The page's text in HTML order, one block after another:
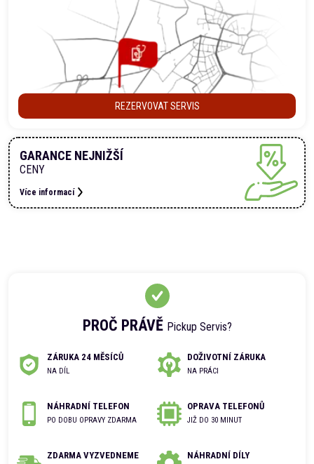
PROČ PRÁVĚ Pickup Servis?
ZÁRUKA 24 MĚSÍCŮ
NA DÍL
DOŽIVOTNÍ ZÁRUKA
NA PRÁCI
NÁHRADNÍ TELEFON
PO DOBU OPRAVY ZDARMA
OPRAVA TELEFONŮ
JIŽ DO 30 MINUT
ZDARMA VYZVEDNEME NÁHRADNÍ DÍLY
REZERVOVAT SERVIS
GARANCE NEJNIŽŠÍ
CENY
Více informací